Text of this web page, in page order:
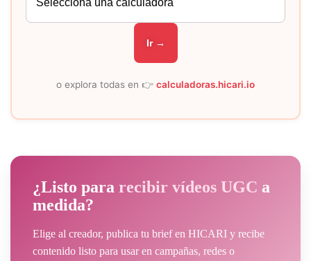
Ir →
o explora todas en 👉 calculadoras.hicari.io
¿Listo para recibir vídeos UGC a
medida?
Elige al creador, publica tu brief en HICARI y recibe
contenido listo para usar en campañas, redes o